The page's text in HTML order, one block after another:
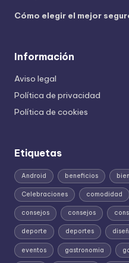
Cómo elegir el mejor
Información
Aviso legal
Política de privacidad
Política de cookies
Etiquetas
Android beneficios
Celebraciones comodidad
consejos consejos
deporte deportes
eventos gastronomia